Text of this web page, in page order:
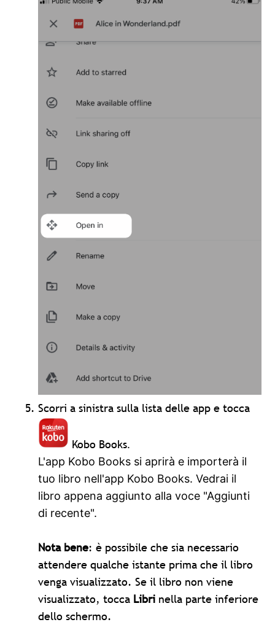
Scorri a sinistra sulla lista delle app e tocca
Kobo Books.
L'app Kobo Books si aprirà e importerà il
tuo libro nell'app Kobo Books. Vedrai il
libro appena aggiunto alla voce "Aggiunti
di recente".
Nota bene: è possibile che sia necessario
attendere qualche istante prima che il libro
venga visualizzato. Se il libro non viene
visualizzato, tocca Libri nella parte inferiore
dello schermo.